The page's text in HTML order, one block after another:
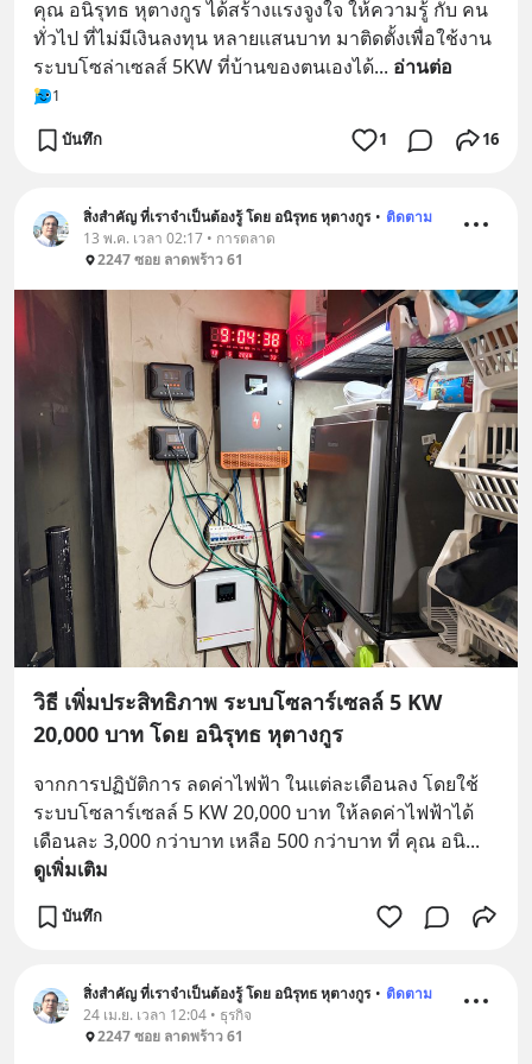
คุณ อนิรุทธ หุตางกูร ได้สร้างแรงจูงใจ ให้ความรู้ กับ คน
ทั่วไป ที่ไม่มีเงินลงทุน หลายแสนบาท มาติดตั้งเพื่อใช้งาน
ระบบโซล่าเซลส์ 5KW ที่บ้านของตนเองได้... อ่านต่อ
1
บันทึก 1 16
สิ่งสำคัญ ที่เราจำเป็นต้องรู้ โดย อนิรุทธ หุตางกูร • ติดตาม
13 พ.ค. เวลา 02:17 • การตลาด
2247 ซอย ลาดพร้าว 61
วิธี เพิ่มประสิทธิภาพ ระบบโซลาร์เซลล์ 5 KW
20,000 บาท โดย อนิรุทธ หุตางกูร
จากการปฏิบัติการ ลดค่าไฟฟ้า ในแต่ละเดือนลง โดยใช้
ระบบโซลาร์เซลล์ 5 KW 20,000 บาท ให้ลดค่าไฟฟ้าได้
เดือนละ 3,000 กว่าบาท เหลือ 500 กว่าบาท ที่ คุณ อนิ...
ดูเพิ่มเติม
บันทึก
สิ่งสำคัญ ที่เราจำเป็นต้องรู้ โดย อนิรุทธ หุตางกูร • ติดตาม
24 เม.ย. เวลา 12:04 • ธุรกิจ
2247 ซอย ลาดพร้าว 61